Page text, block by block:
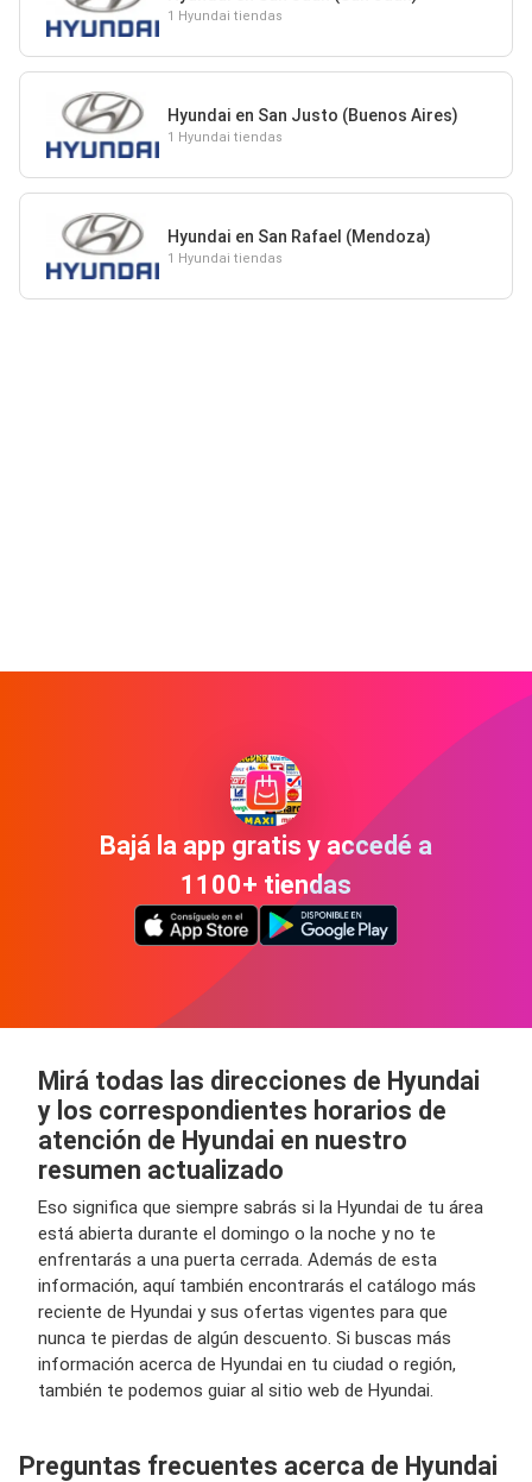
1 Hyundai tiendas
Hyundai en San Justo (Buenos Aires)
1 Hyundai tiendas
Hyundai en San Rafael (Mendoza)
1 Hyundai tiendas
Bajá la app gratis y accedé a
1100+ tiendas
Mirá todas las direcciones de Hyundai
y los correspondientes horarios de
atención de Hyundai en nuestro
resumen actualizado
Eso significa que siempre sabrás si la Hyundai de tu área
está abierta durante el domingo o la noche y no te
enfrentarás a una puerta cerrada. Además de esta
información, aquí también encontrarás el catálogo más
reciente de Hyundai y sus ofertas vigentes para que
nunca te pierdas de algún descuento. Si buscas más
información acerca de Hyundai en tu ciudad o región,
también te podemos guiar al sitio web de Hyundai.
Preguntas frecuentes acerca de Hyundai